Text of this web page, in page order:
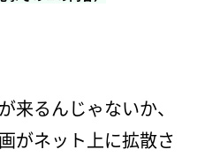
来るんじゃないか、
がネット上に拡散さ